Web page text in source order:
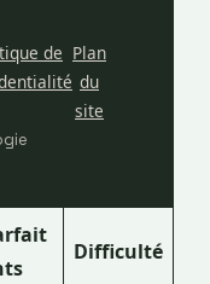
de Plan
du
site
Difficulté